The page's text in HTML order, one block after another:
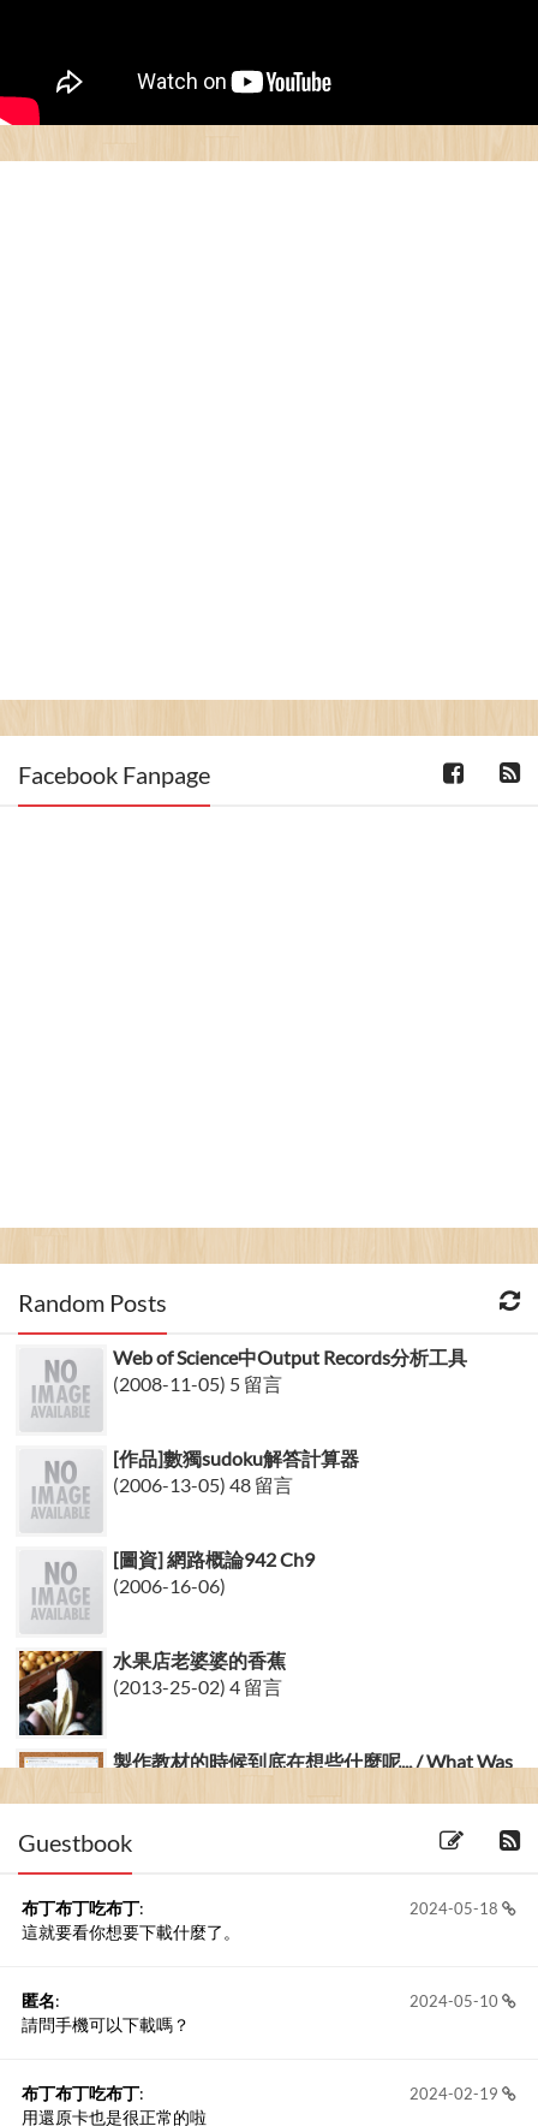
Facebook Fanpage
Random Posts
Web of Science中Output Records分析工具
(2008-11-05) 5 留言
[作品]數獨sudoku解答計算器
(2006-13-05) 48 留言
[圖資] 網路概論942 Ch9
(2006-16-06)
水果店老婆婆的香蕉
(2013-25-02) 4 留言
製作教材的時候到底在想些什麼呢... / What Was
Guestbook
2024-05-18
布丁布丁吃布丁:
這就要看你想要下載什麼了。
2024-05-10
匿名:
請問手機可以下載嗎？
2024-02-19
布丁布丁吃布丁:
用還原卡也是很正常的啦